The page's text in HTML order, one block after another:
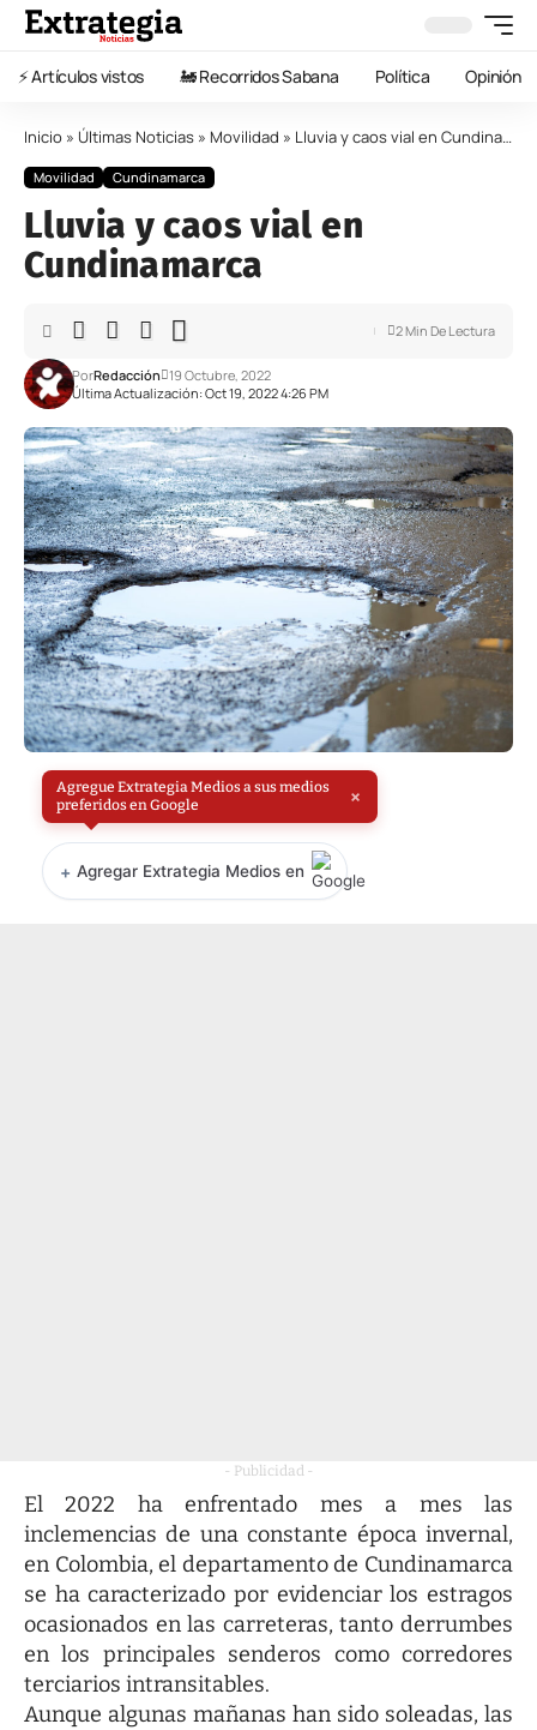
⚡️ Artículos vistos 🚂 Recorridos Sabana Política Opinión
Inicio » Últimas Noticias » Movilidad » Lluvia y caos vial en Cundinamarca
Movilidad Cundinamarca
Lluvia y caos vial en
Cundinamarca
Última Actualización: Oct 19, 2022 4:26 PM
PorRedacción 19 Octubre, 2022
2 Min De Lectura
Agregue Extrategia Medios a sus medios
preferidos en Google
×
+ Agregar Extrategia Medios en
- Publicidad -
El 2022 ha enfrentado mes a mes las
inclemencias de una constante época invernal,
en Colombia, el departamento de Cundinamarca
se ha caracterizado por evidenciar los estragos
ocasionados en las carreteras, tanto derrumbes
en los principales senderos como corredores
terciarios intransitables.
Aunque algunas mañanas han sido soleadas, las